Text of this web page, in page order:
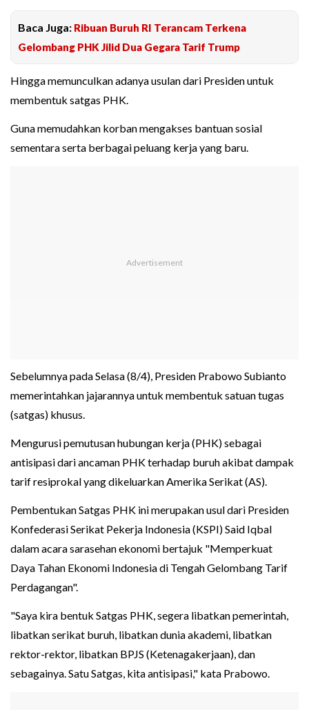
Baca Juga: Ribuan Buruh RI Terancam Terkena
Gelombang PHK Jilid Dua Gegara Tarif Trump
Hingga memunculkan adanya usulan dari Presiden untuk
membentuk satgas PHK.
Guna memudahkan korban mengakses bantuan sosial
sementara serta berbagai peluang kerja yang baru.
Sebelumnya pada Selasa (8/4), Presiden Prabowo Subianto
memerintahkan jajarannya untuk membentuk satuan tugas
(satgas) khusus.
Mengurusi pemutusan hubungan kerja (PHK) sebagai
antisipasi dari ancaman PHK terhadap buruh akibat dampak
tarif resiprokal yang dikeluarkan Amerika Serikat (AS).
Pembentukan Satgas PHK ini merupakan usul dari Presiden
Konfederasi Serikat Pekerja Indonesia (KSPI) Said Iqbal
dalam acara sarasehan ekonomi bertajuk "Memperkuat
Daya Tahan Ekonomi Indonesia di Tengah Gelombang Tarif
Perdagangan".
"Saya kira bentuk Satgas PHK, segera libatkan pemerintah,
libatkan serikat buruh, libatkan dunia akademi, libatkan
rektor-rektor, libatkan BPJS (Ketenagakerjaan), dan
sebagainya. Satu Satgas, kita antisipasi," kata Prabowo.